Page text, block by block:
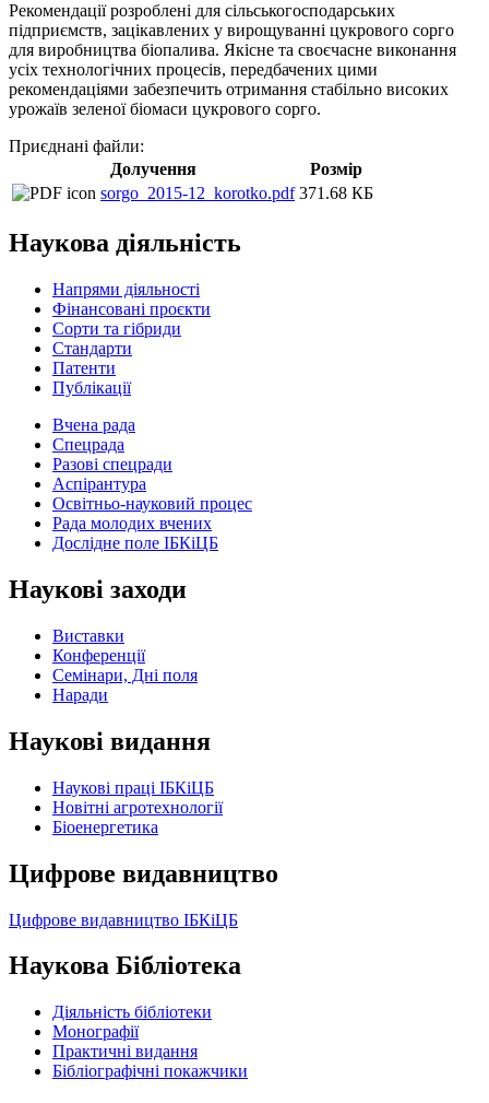
Рекомендації розроблені для сільськогосподарських
підприємств, зацікавлених у вирощуванні цукрового сорго
для виробництва біопалива. Якісне та своєчасне виконання
усіх технологічних процесів, передбачених цими
рекомендаціями забезпечить отримання стабільно високих
урожаїв зеленої біомаси цукрового сорго.
Приєднані файли:
Долучення
Розмір
sorgo_2015-12_korotko.pdf 371.68 КБ
Наукова діяльність
Напрями діяльності
Фінансовані проєкти
Сорти та гібриди
Стандарти
Патенти
Публікації
Вчена рада
Спецрада
Разові спецради
Аспірантура
Освітньо-науковий процес
Рада молодих вчених
Дослідне поле ІБКіЦБ
Наукові заходи
Виставки
Конференції
Семінари, Дні поля
Наради
Наукові видання
Наукові праці ІБКіЦБ
Новітні агротехнології
Бiоенергетика
Цифрове видавництво
Цифрове видавництво ІБКіЦБ
Наукова Бібліотека
Діяльність бібліотеки
Монографії
Практичні видання
Бібліографічні покажчики